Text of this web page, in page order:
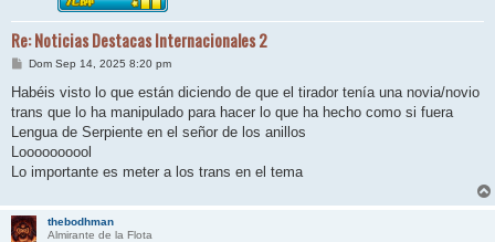
Re: Noticias Destacas Internacionales 2
M
n
a
j
Dom Sep 14, 2025 8:20 pm
Habéis visto lo que están diciendo de que el tirador tenía una novia/novio
trans que lo ha manipulado para hacer lo que ha hecho como si fuera
Lengua de Serpiente en el señor de los anillos
Loooooooool
Lo importante es meter a los trans en el tema
thebodhman
Almirante de la Flota